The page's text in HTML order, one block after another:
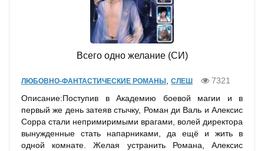
Всего одно желание (СИ)
ЛЮБОВНО-ФАНТАСТИЧЕСКИЕ РОМАНЫ , СЛЕШ
7321
Описание:Поступив в Академию боевой магии и в
первый же день затеяв стычку, Роман ди Валь и Алексис
Сорра стали непримиримыми врагами, волей директора
вынужденные стать напарниками, да ещё и жить в
одной комнате. Желая устранить Романа, Алексис